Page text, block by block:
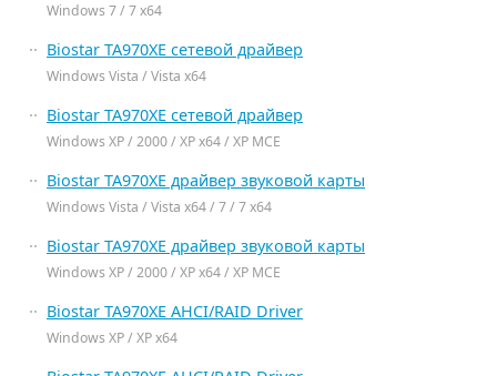
Windows 7 / 7 x64
Biostar TA970XE сетевой драйвер
Windows Vista / Vista x64
Biostar TA970XE сетевой драйвер
Windows XP / 2000 / XP x64 / XP MCE
Biostar TA970XE драйвер звуковой карты
Windows Vista / Vista x64 / 7 / 7 x64
Biostar TA970XE драйвер звуковой карты
Windows XP / 2000 / XP x64 / XP MCE
Biostar TA970XE AHCI/RAID Driver
Windows XP / XP x64